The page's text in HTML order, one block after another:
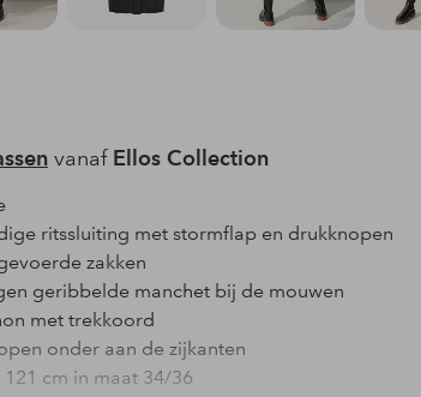
vanaf Ellos Collection
ritssluiting met stormflap en drukknopen
zakken
geribbelde manchet bij de mouwen
met trekkoord
onder aan de zijkanten
121 cm in maat 34/36